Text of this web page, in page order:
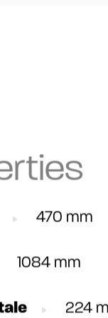
470 mm
1084 mm
224